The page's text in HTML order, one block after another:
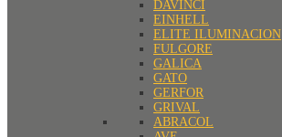
DAVINCI
EINHELL
ELITE ILUMINACION
FULGORE
GALICA
GATO
GERFOR
GRIVAL
ABRACOL